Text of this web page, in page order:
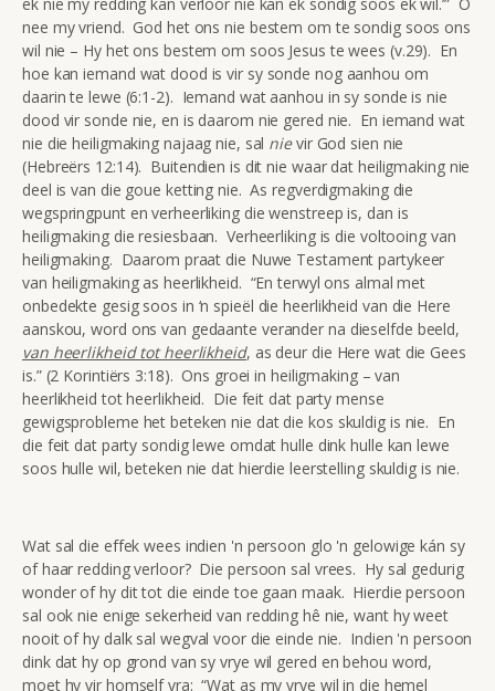
nee my vriend. God het ons nie bestem om te sondig soos ons
wil nie – Hy het ons bestem om soos Jesus te wees (v.29). En
hoe kan iemand wat dood is vir sy sonde nog aanhou om
daarin te lewe (6:1-2). Iemand wat aanhou in sy sonde is nie
dood vir sonde nie, en is daarom nie gered nie. En iemand wat
nie die heiligmaking najaag nie, sal nievir God sien nie
(Hebreërs 12:14). Buitendien is dit nie waar dat heiligmaking nie
deel is van die goue ketting nie. As regverdigmaking die
wegspringpunt en verheerliking die wenstreep is, dan is
heiligmaking die resiesbaan. Verheerliking is die voltooing van
heiligmaking. Daarom praat die Nuwe Testament partykeer
van heiligmaking as heerlikheid. “En terwyl ons almal met
onbedekte gesig soos in ‘n spieël die heerlikheid van die Here
aanskou, word ons van gedaante verander na dieselfde beeld,
van heerlikheid tot heerlikheid, as deur die Here wat die Gees
is.” (2 Korintiërs 3:18). Ons groei in heiligmaking – van
heerlikheid tot heerlikheid. Die feit dat party mense
gewigsprobleme het beteken nie dat die kos skuldig is nie. En
die feit dat party sondig lewe omdat hulle dink hulle kan lewe
soos hulle wil, beteken nie dat hierdie leerstelling skuldig is nie.
Wat sal die effek wees indien 'n persoon glo 'n gelowige kán sy
of haar redding verloor? Die persoon sal vrees. Hy sal gedurig
wonder of hy dit tot die einde toe gaan maak. Hierdie persoon
sal ook nie enige sekerheid van redding hê nie, want hy weet
nooit of hy dalk sal wegval voor die einde nie. Indien 'n persoon
dink dat hy op grond van sy vrye wil gered en behou word,
moet hy vir homself vra: “Wat as my vrye wil in die hemel